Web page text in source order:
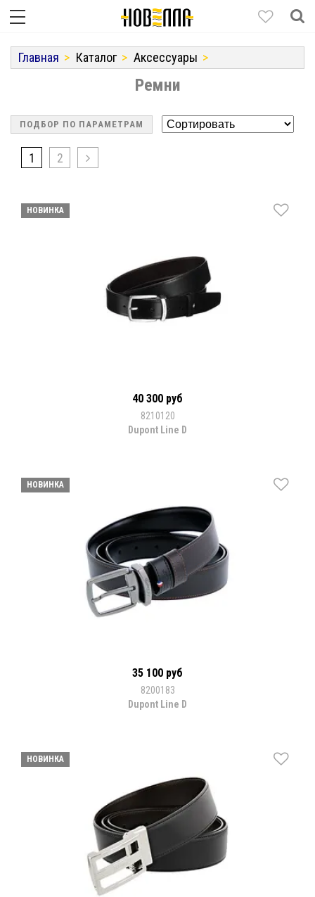
Главная Каталог Аксессуары
Ремни
ПОДБОР ПО ПАРАМЕТРАМ
1 2
НОВИНКА
40 300 руб
8210120
Dupont Line D
НОВИНКА
35 100 руб
8200183
Dupont Line D
НОВИНКА